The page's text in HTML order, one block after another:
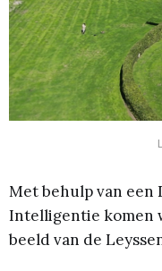
Met behulp van
Intelligentie komen
beeld van de